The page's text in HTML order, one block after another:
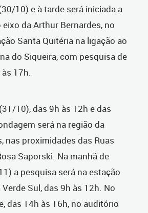
10) e à tarde será iniciada a
da Arthur Bernardes, no
Santa Quitéria na ligação ao
do Siqueira, com pesquisa de
17h.
10), das 9h às 12h e das
será na região da
nas proximidades das Ruas
Saporski. Na manhã de
a pesquisa será na estação
Sul, das 9h às 12h. No
das 14h às 16h, no auditório